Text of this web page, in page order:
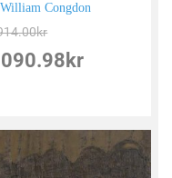
William Congdon
kr
kr